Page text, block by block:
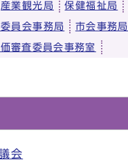
産業観光局 保健福祉局
員会事務局 市会事務局
審査委員会事務室
会